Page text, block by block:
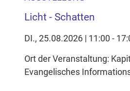
Licht - Schatten
DI., 25.08.2026 | 11:00 -
Ort der Veranstaltung:
Evangelisches